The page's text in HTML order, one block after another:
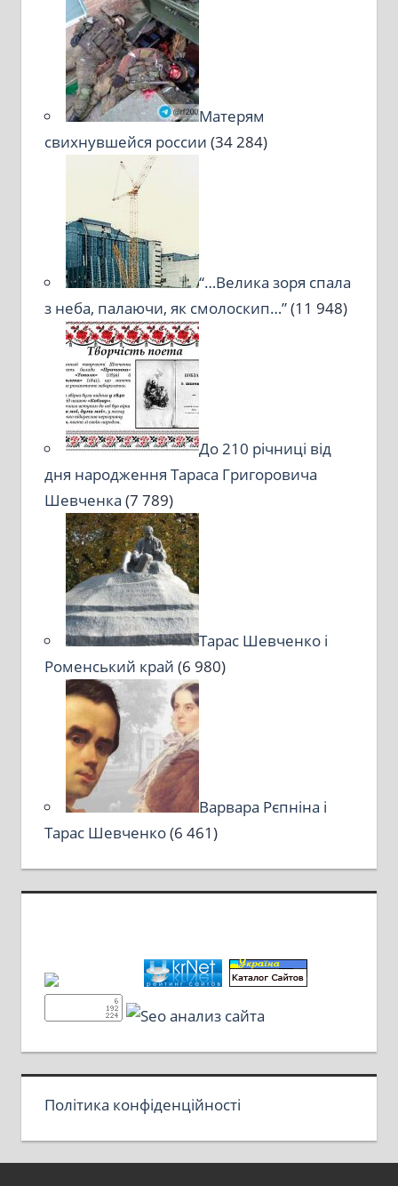
Матерям
свихнувшейся россии (34 284)
“…Велика зоря спала
з неба, палаючи, як смолоскип…”(11 948)
До 210 річниці від
дня народження Тараса Григоровича
Шевченка (7 789)
Тарас Шевченко і
Роменський край (6 980)
Варвара Рєпніна і
Тарас Шевченко(6 461)
Політика конфіденційності